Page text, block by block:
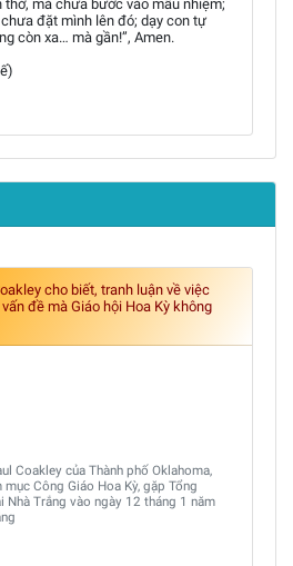
thờ, mà chưa bước vào mầu nhiệm;
đặt mình lên đó; dạy con tự
còn xa… mà gần!”, Amen.
cho biết, tranh luận về việc
đề mà Giáo hội Hoa Kỳ không
Coakley của Thành phố Oklahoma,
Công Giáo Hoa Kỳ, gặp Tổng
Nhà Trắng vào ngày 12 tháng 1 năm